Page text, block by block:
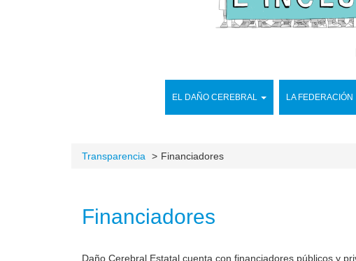
EL DAÑO CEREBRAL LA FEDERACIÓN
Transparencia Financiadores
Financiadores
Daño Cerebral Estatal cuenta con financiadores públicos y